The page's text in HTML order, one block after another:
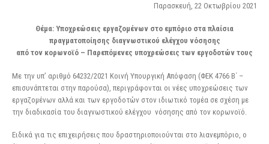
Παρασκευή, 22 Οκτωβρίου 2021
Θέμα: Υποχρεώσεις εργαζομένων στο εμπόριο στα πλαίσια
πραγματοποίησης διαγνωστικού ελέγχου νόσησης
από τον κορωνοϊό – Παρεπόμενες υποχρεώσεις των εργοδοτών τους
Με την υπ’ αριθμό 64232/2021 Κοινή Υπουργική Απόφαση (ΦΕΚ 4766 Β΄ –
επισυνάπτεται στην παρούσα), περιγράφονται οι νέες υποχρεώσεις των
εργαζομένων αλλά και των εργοδοτών στον ιδιωτικό τομέα σε σχέση με
την διαδικασία του διαγνωστικού ελέγχου νόσησης από τον κορωνοϊό.
Ειδικά για τις επιχειρήσεις που δραστηριοποιούνται στο λιανεμπόριο, ο